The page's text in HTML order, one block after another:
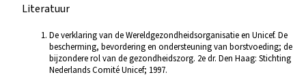
Literatuur
De verklaring van de Wereldgezondheidsorganisatie en Unicef. De
bescherming, bevordering en ondersteuning van borstvoeding; de
bijzondere rol van de gezondheidszorg. 2e dr. Den Haag: Stichting
Nederlands Comité Unicef; 1997.